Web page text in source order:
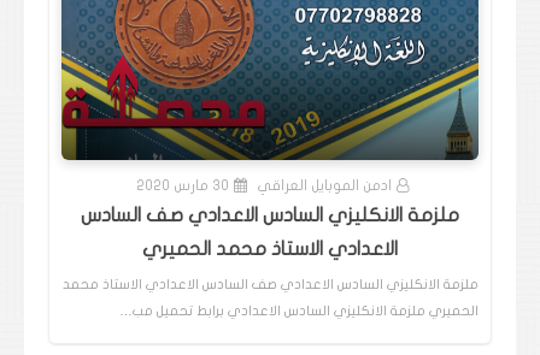
ادمن الموبايل العراقي 30 مارس 2020
ملزمة الانكليزي السادس الاعدادي صف السادس
الاعدادي الاستاذ محمد الحميري
ملزمة الانكليزي السادس الاعدادي صف السادس الاعدادي الاستاذ محمد
الحميري ملزمة الانكليزي السادس الاعدادي برابط تحميل مب…